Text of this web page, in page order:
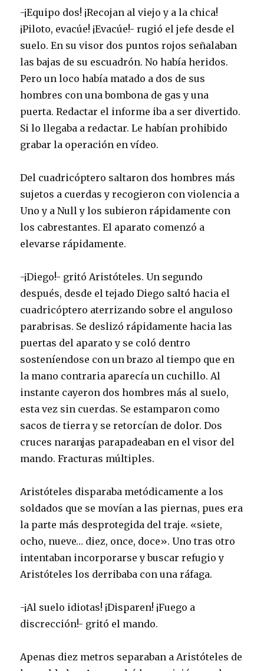
-¡Equipo dos! ¡Recojan al viejo y a la chica!
¡Piloto, evacúe! ¡Evacúe!- rugió el jefe desde el
suelo. En su visor dos puntos rojos señalaban
las bajas de su escuadrón. No había heridos.
Pero un loco había matado a dos de sus
hombres con una bombona de gas y una
puerta. Redactar el informe iba a ser divertido.
Si lo llegaba a redactar. Le habían prohibido
grabar la operación en vídeo.
Del cuadricóptero saltaron dos hombres más
sujetos a cuerdas y recogieron con violencia a
Uno y a Null y los subieron rápidamente con
los cabrestantes. El aparato comenzó a
elevarse rápidamente.
-¡Diego!- gritó Aristóteles. Un segundo
después, desde el tejado Diego saltó hacia el
cuadricóptero aterrizando sobre el anguloso
parabrisas. Se deslizó rápidamente hacia las
puertas del aparato y se coló dentro
sosteníendose con un brazo al tiempo que en
la mano contraria aparecía un cuchillo. Al
instante cayeron dos hombres más al suelo,
esta vez sin cuerdas. Se estamparon como
sacos de tierra y se retorcían de dolor. Dos
cruces naranjas parapadeaban en el visor del
mando. Fracturas múltiples.
Aristóteles disparaba metódicamente a los
soldados que se movían a las piernas, pues era
la parte más desprotegida del traje. «siete,
ocho, nueve… diez, once, doce». Uno tras otro
intentaban incorporarse y buscar refugio y
Aristóteles los derribaba con una ráfaga.
-¡Al suelo idiotas! ¡Disparen! ¡Fuego a
discrección!- gritó el mando.
Apenas diez metros separaban a Aristóteles de